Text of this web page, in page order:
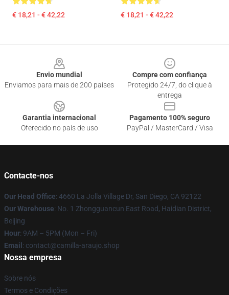
€ 18,21 - € 42,22 € 18,21 - € 42,22
Envio mundial
Enviamos para mais de 200 países
Compre com confiança
Protegido 24/7, do clique à
entrega
Garantia internacional
Oferecido no país de uso
Pagamento 100% seguro
PayPal / MasterCard / Visa
Contacte-nos
Our Head Office: 4660 La Jolla Village Dr, San Diego, CA 92122
Our Warehouse: No. 1 Zhongguancun East Road, Haidian District,
Beijing
Hour: 9AM – 5PM (Mon – Fri)
Email : contact@camilla-araujo.shop
Nossa empresa
Sobre nós
Termos e Condições